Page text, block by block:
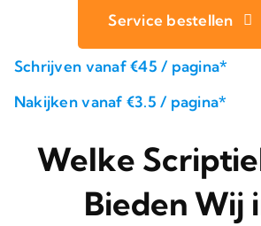
Service bestellen
Schrijven vanaf €45 / pagina*
Nakijken vanaf €3.5 / pagina*
Welke
Bieden Wij